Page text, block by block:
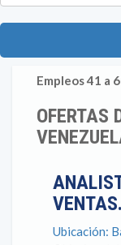
Empleos 41 a
OFERTAS
VENTAS.
Ubicación: